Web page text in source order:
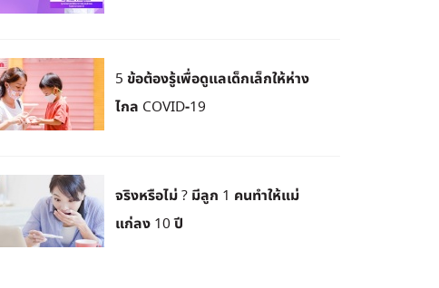
5 ข้อต้องรู้เพื่อดูแลเด็กเล็กให้ห่าง
ไกล COVID-19
จริงหรือไม่ ? มีลูก 1 คนทำให้แม่
แก่ลง 10 ปี